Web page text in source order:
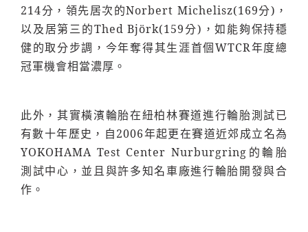
214分，領先居次的Norbert Michelisz(169分)，
以及居第三的Thed Björk(159分)，如能夠保持穩
健的取分步調，今年奪得其生涯首個WTCR年度總
冠軍機會相當濃厚。
此外，其實橫濱輪胎在紐柏林賽道進行輪胎測試已
有數十年歷史，自2006年起更在賽道近郊成立名為
YOKOHAMA Test Center Nurburgring的輪胎
測試中心，並且與許多知名車廠進行輪胎開發與合
作。